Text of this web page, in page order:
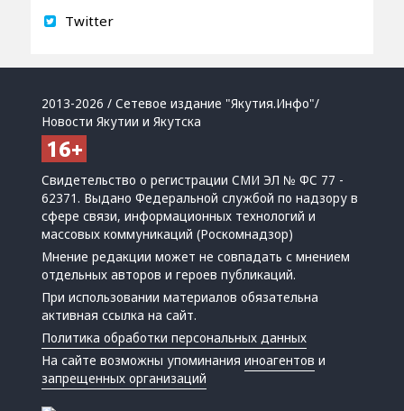
Twitter
2013-2026 / Сетевое издание "Якутия.Инфо"/
Новости Якутии и Якутска
Свидетельство о регистрации СМИ ЭЛ № ФС 77 -
62371. Выдано Федеральной службой по надзору в
сфере связи, информационных технологий и
массовых коммуникаций (Роскомнадзор)
Мнение редакции может не совпадать с мнением
отдельных авторов и героев публикаций.
При использовании материалов обязательна
активная ссылка на сайт.
Политика обработки персональных данных
На сайте возможны упоминанияиноагентов и
запрещенных организаций